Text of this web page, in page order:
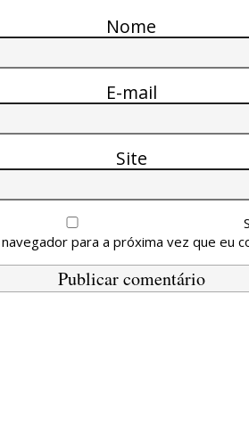
Nome
E-mail
Site
para a próxima vez que eu